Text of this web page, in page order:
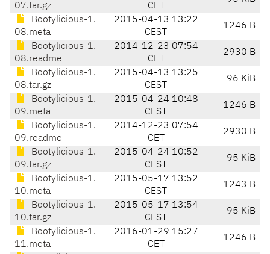
07.tar.gz CET
Bootylicious-1.
08.meta
2015-04-13 13:22
CEST
1246 B
Bootylicious-1.
08.readme
2014-12-23 07:54
CET
2930 B
Bootylicious-1.
08.tar.gz
2015-04-13 13:25
CEST
96 KiB
Bootylicious-1.
09.meta
2015-04-24 10:48
CEST
1246 B
Bootylicious-1.
09.readme
2014-12-23 07:54
CET
2930 B
Bootylicious-1.
09.tar.gz
2015-04-24 10:52
CEST
95 KiB
Bootylicious-1.
10.meta
2015-05-17 13:52
CEST
1243 B
Bootylicious-1.
10.tar.gz
2015-05-17 13:54
CEST
95 KiB
Bootylicious-1.
11.meta
2016-01-29 15:27
CET
1246 B